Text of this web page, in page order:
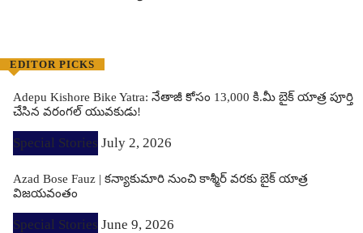
EDITOR PICKS
Adepu Kishore Bike Yatra: నేతాజీ కోసం 13,000 కి.మీ బైక్ యాత్ర పూర్తి
చేసిన వరంగల్ యువకుడు!
Special Stories July 2, 2026
Azad Bose Fauz | కన్యాకుమారి నుంచి కాశ్మీర్ వరకు బైక్ యాత్ర
విజయవంతం
Special Stories June 9, 2026